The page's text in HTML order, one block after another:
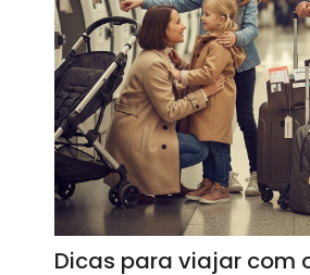
Dicas para viajar com